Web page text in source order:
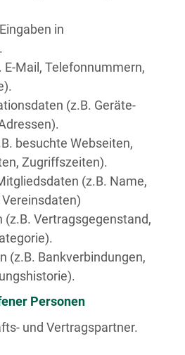
in
Mail, Telefonnummern,
(z.B. Geräte-
besuchte Webseiten,
Zugriffszeiten).
(z.B. Name,
(z.B. Vertragsgegenstand,
(z.B. Bankverbindungen,
Personen
und Vertragspartner.